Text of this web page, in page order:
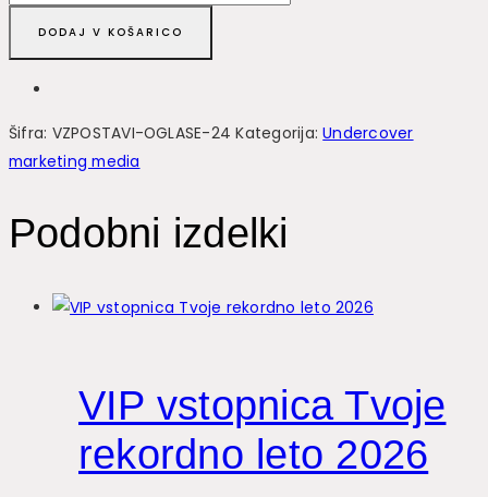
DODAJ V KOŠARICO
Šifra: VZPOSTAVI-OGLASE-24 Kategorija:Undercover
marketing media
Podobni izdelki
VIP vstopnica Tvoje
rekordno leto 2026